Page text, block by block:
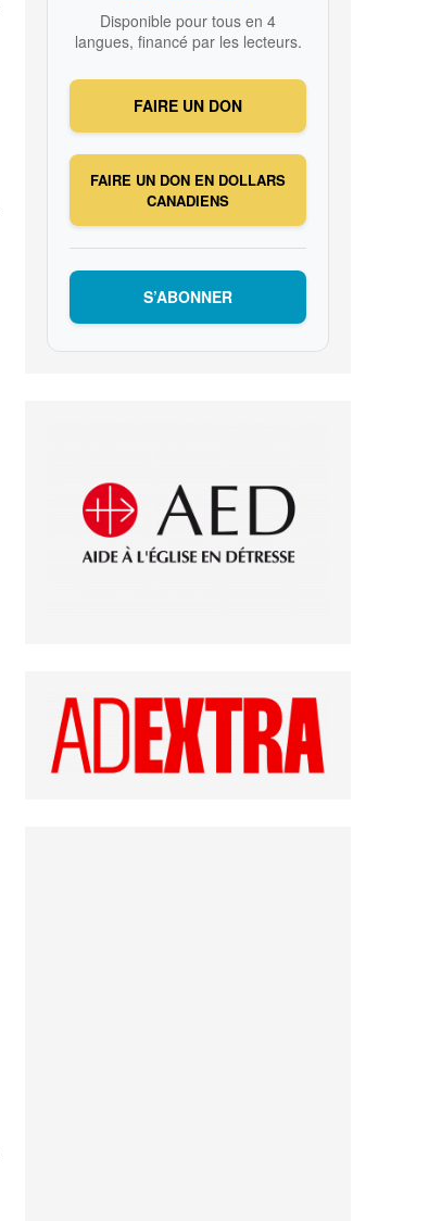
Disponible pour tous en 4
langues, financé par les lecteurs.
FAIRE UN DON
FAIRE UN DON EN DOLLARS
CANADIENS
S’ABONNER